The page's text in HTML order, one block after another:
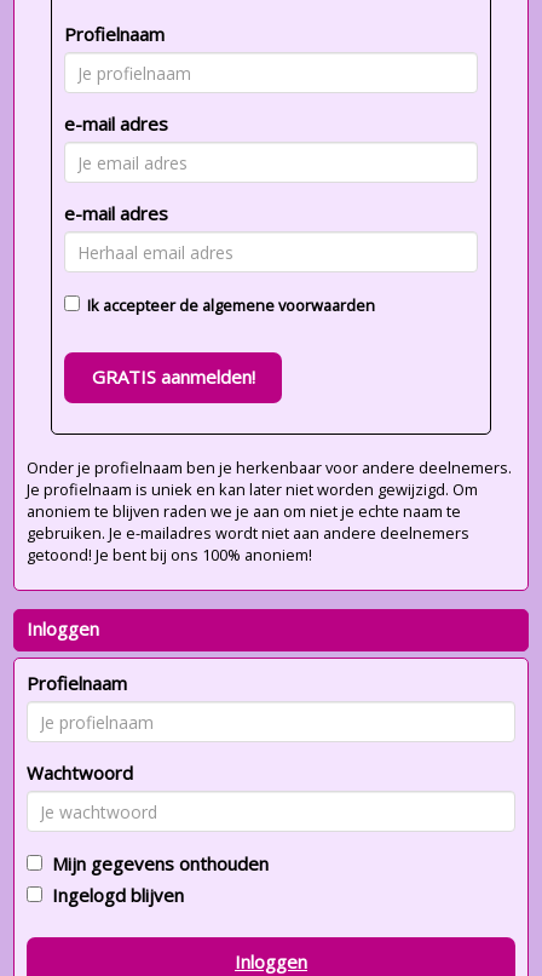
Profielnaam
e-mail adres
e-mail adres
Ik accepteer de algemene voorwaarden
GRATIS aanmelden!
Onder je profielnaam ben je herkenbaar voor andere deelnemers.
Je profielnaam is uniek en kan later niet worden gewijzigd. Om
anoniem te blijven raden we je aan om niet je echte naam te
gebruiken. Je e-mailadres wordt niet aan andere deelnemers
getoond! Je bent bij ons 100% anoniem!
Inloggen
Profielnaam
Wachtwoord
Mijn gegevens onthouden
Ingelogd blijven
Inloggen